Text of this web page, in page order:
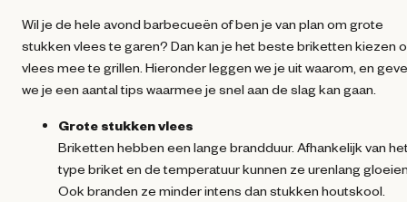
Wil je de hele avond barbecueën of ben je van plan om grote
stukken vlees te garen? Dan kan je het beste briketten kiezen
vlees mee te grillen. Hieronder leggen we je uit waarom, en
we je een aantal tips waarmee je snel aan de slag kan gaan.
Grote stukken vlees
Briketten hebben een lange brandduur. Afhankelijk van
type briket en de temperatuur kunnen ze urenlang
Ook branden ze minder intens dan stukken houtskool.